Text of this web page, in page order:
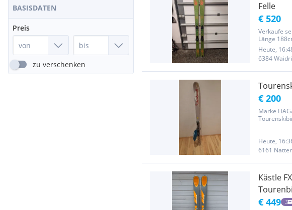
BASISDATEN
Preis
zu verschenken
Felle
€ 520
Verkaufe
Länge
Schäden.
gebohrt
Heute,
6384
€ 200
Marke
Heute,
6161
Kästle
€ 449